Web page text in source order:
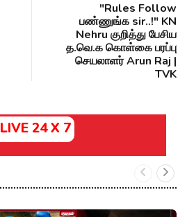
"Rules Follow
பண்ணுங்க sir..!" KN
Nehru குறித்து பேசிய
த.வெ.க கொள்கை பரப்பு
செயலாளர் Arun Raj |
TVK
LIVE 24 X 7